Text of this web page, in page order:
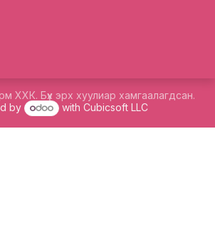
ХХК. Бүх эрх хуулиар хамгаалагдсан.
by
with Cubicsoft LLC